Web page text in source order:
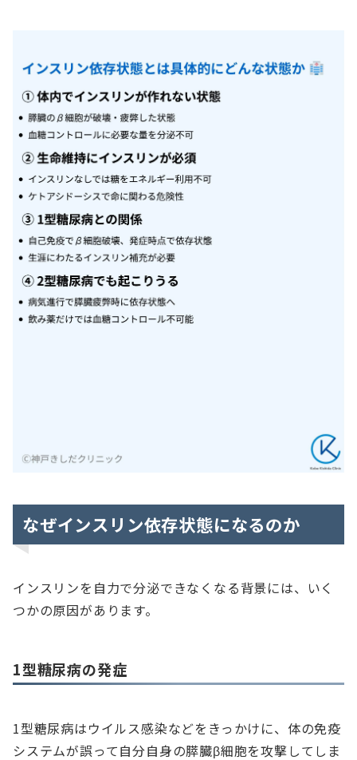
なぜインスリン依存状態になるのか
インスリンを自力で分泌できなくなる背景には、いく
つかの原因があります。
1型糖尿病の発症
1型糖尿病はウイルス感染などをきっかけに、体の免疫
システムが誤って自分自身の膵臓β細胞を攻撃してしま